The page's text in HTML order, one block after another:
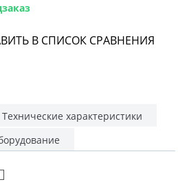
В СПИСОК СРАВНЕНИЯ
Технические характеристики